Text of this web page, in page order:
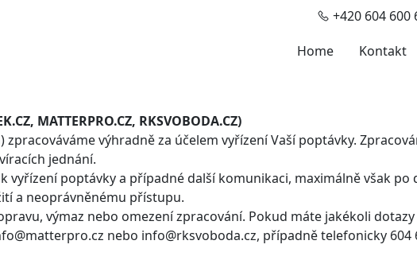
+420 604 600
Home
Kontakt
MATTERPRO.CZ, RKSVOBODA.CZ)
výhradně za účelem vyřízení Vaší poptávky.
jednání.
vyřízení poptávky a případné další komunikaci, maximálně však
a neoprávněnému přístupu.
výmaz nebo omezení zpracování. Pokud máte jakékoli
nebo info@rksvoboda.cz, případně telefonicky 604